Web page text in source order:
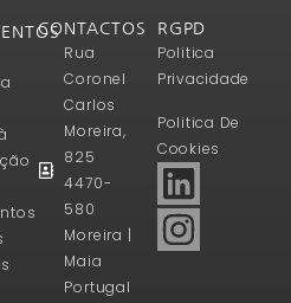
CONTACTOS
Rua
Coronel
Carlos
Moreira,
825
4470-
580
Moreira |
Maia
Portugal
RGPD
Politica
Privacidade
Politica De
Cookies